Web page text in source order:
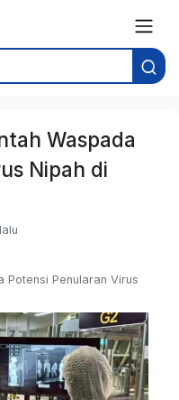
Waspada
Nipah di
Potensi Penularan Virus